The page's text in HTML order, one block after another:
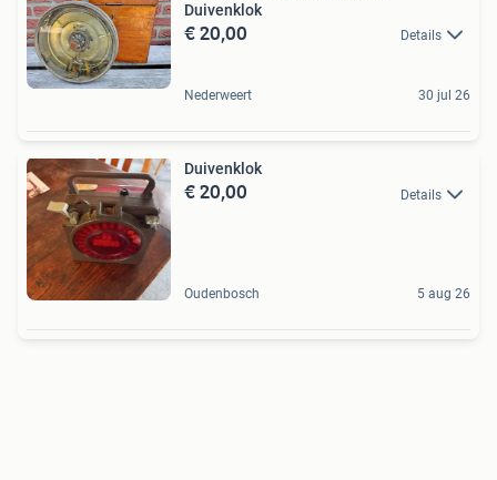
Duivenklok
€ 20,00 Details
Nederweert 30 jul 26
Duivenklok
€ 20,00 Details
Oudenbosch 5 aug 26